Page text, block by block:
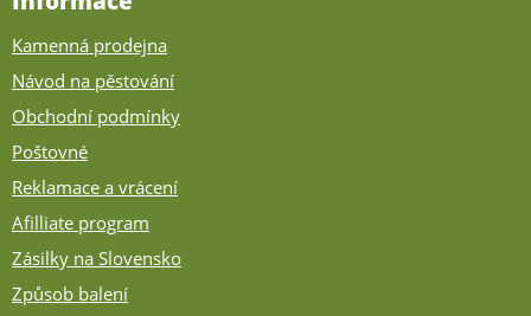
Kamenná prodejna
Návod na pěstování
Obchodní podmínky
Poštovné
Reklamace a vrácení
Afilliate program
Zásilky na Slovensko
Způsob balení